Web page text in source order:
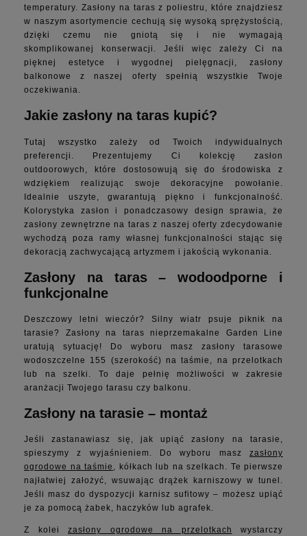
temperatury. Zasłony na taras z poliestru, które znajdziesz
w naszym asortymencie cechują się wysoką sprężystością,
dzięki czemu nie gniotą się i nie wymagają
skomplikowanej konserwacji. Jeśli więc zależy Ci na
pięknej estetyce i wygodnej pielęgnacji, zasłony
balkonowe z naszej oferty spełnią wszystkie Twoje
oczekiwania.
Jakie zasłony na taras kupić?
Tutaj wszystko zależy od Twoich indywidualnych
preferencji. Prezentujemy Ci kolekcję zasłon
outdoorowych, które dostosowują się do środowiska z
wdziękiem realizując swoje dekoracyjne powołanie.
Idealnie uszyte, gwarantują piękno i funkcjonalność.
Kolorystyka zasłon i ponadczasowy design sprawia, że
zasłony zewnętrzne na taras z naszej oferty zdecydowanie
wychodzą poza ramy własnej funkcjonalności stając się
dekoracją zachwycającą artyzmem i jakością wykonania.
Zasłony na taras – wodoodporne i
funkcjonalne
Deszczowy letni wieczór? Silny wiatr psuje piknik na
tarasie? Zasłony na taras nieprzemakalne Garden Line
uratują sytuację! Do wyboru masz zasłony tarasowe
wodoszczelne 155 (szerokość) na taśmie, na przelotkach
lub na szelki. To daje pełnię możliwości w zakresie
aranżacji Twojego tarasu czy balkonu.
Zasłony na tarasie – montaż
Jeśli zastanawiasz się, jak upiąć zasłony na tarasie,
spieszymy z wyjaśnieniem. Do wyboru masz zasłony
ogrodowe na taśmie , kółkach lub na szelkach. Te pierwsze
najłatwiej założyć, wsuwając drążek karniszowy w tunel.
Jeśli masz do dyspozycji karnisz sufitowy – możesz upiąć
je za pomocą żabek, haczyków lub agrafek.
Z kolei zasłony ogrodowe na przelotkach
wystarczy